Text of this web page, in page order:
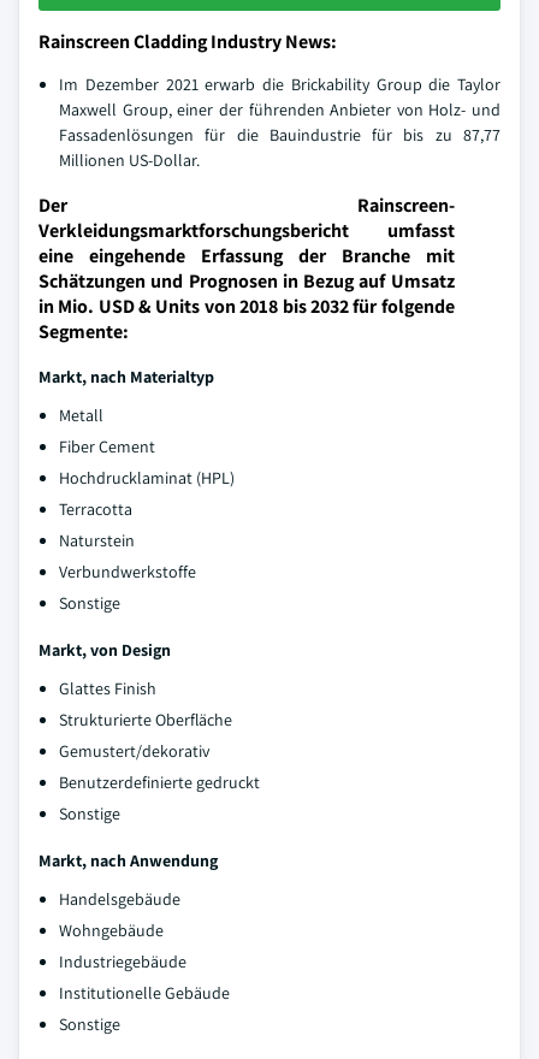
Rainscreen Cladding Industry News:
Im Dezember 2021 erwarb die Brickability Group die Taylor
Maxwell Group, einer der führenden Anbieter von Holz- und
Fassadenlösungen für die Bauindustrie für bis zu 87,77
Millionen US-Dollar.
Der Rainscreen-
Verkleidungsmarktforschungsbericht umfasst
eine eingehende Erfassung der Branche mit
Schätzungen und Prognosen in Bezug auf Umsatz
in Mio. USD & Units von 2018 bis 2032 für folgende
Segmente:
Markt, nach Materialtyp
Metall
Fiber Cement
Hochdrucklaminat (HPL)
Terracotta
Naturstein
Verbundwerkstoffe
Sonstige
Markt, von Design
Glattes Finish
Strukturierte Oberfläche
Gemustert/dekorativ
Benutzerdefinierte gedruckt
Sonstige
Markt, nach Anwendung
Handelsgebäude
Wohngebäude
Industriegebäude
Institutionelle Gebäude
Sonstige